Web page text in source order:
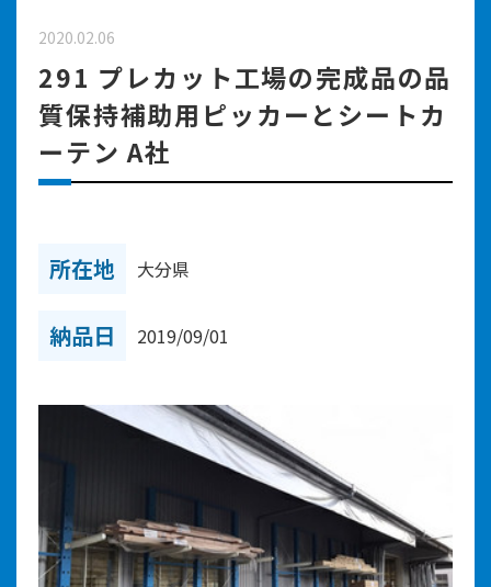
2020.02.06
291 プレカット工場の完成品の品
質保持補助用ピッカーとシートカ
ーテン A社
所在地 大分県
納品日 2019/09/01